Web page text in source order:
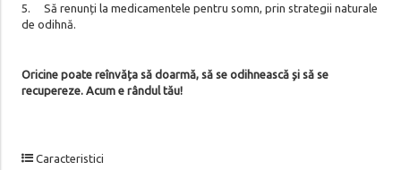
5. Să renunți la medicamentele pentru somn, prin strategii naturale
de odihnă.
Oricine poate reînvăța să doarmă, să se odihnească și să se
recupereze. Acum e rândul tău!
Caracteristici